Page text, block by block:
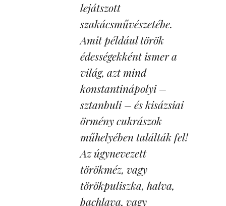
lejátszott
szakácsművészetébe.
Amit például török
édességekként ismer a
világ, azt mind
konstantinápolyi –
sztanbuli – és kisázsiai
örmény cukrászok
műhelyében találták fel!
Az úgynevezett
törökméz, vagy
törökpuliszka, halva,
bachlava, vagy